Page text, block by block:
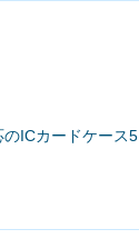
ICカードケース